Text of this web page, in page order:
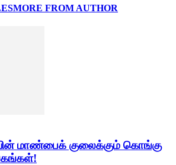
MORE FROM AUTHOR
மாண்பைக் குலைக்கும் கொங்கு